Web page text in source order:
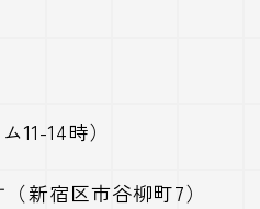
11-14時）
新宿区市谷柳町7）